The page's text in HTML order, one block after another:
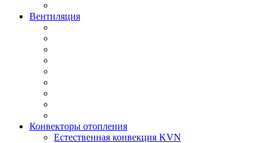
Вентиляция
Конвекторы отопления
Естественная конвекция KVN